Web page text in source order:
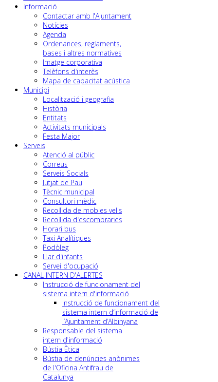
Informació
Contactar amb l'Ajuntament
Notícies
Agenda
Ordenances, reglaments,
bases i altres normatives
Imatge corporativa
Telèfons d'interès
Mapa de capacitat acústica
Municipi
Localització i geografia
Història
Entitats
Activitats municipals
Festa Major
Serveis
Atenció al públic
Correus
Serveis Socials
Jutjat de Pau
Tècnic municipal
Consultori mèdic
Recollida de mobles vells
Recollida d'escombraries
Horari bus
Taxi Analítiques
Podòleg
Llar d'infants
Servei d'ocupació
CANAL INTERN D'ALERTES
Instrucció de funcionament del
sistema intern d'informació
Instrucció de funcionament del
sistema intern d’informació de
l’Ajuntament d’Albinyana
Responsable del sistema
intern d'informació
Bústia Ètica
Bústia de denúncies anònimes
de l'Oficina Antifrau de
Catalunya